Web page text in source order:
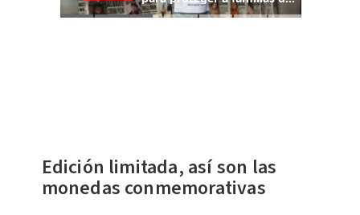
Edición limitada, así son las
monedas conmemorativas